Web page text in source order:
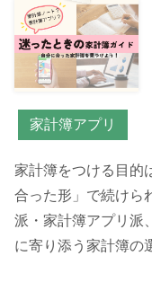
家計簿アプリ
家計簿をつける目的
合った形」で続けら
派・家計簿アプリ派
に寄り添う家計簿の